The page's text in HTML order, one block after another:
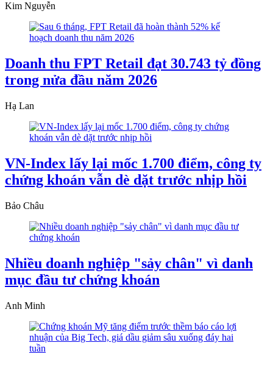
Kim Nguyễn
Doanh thu FPT Retail đạt 30.743 tỷ đồng
trong nửa đầu năm 2026
Hạ Lan
VN-Index lấy lại mốc 1.700 điểm, công ty
chứng khoán vẫn dè dặt trước nhịp hồi
Bảo Châu
Nhiều doanh nghiệp "sảy chân" vì danh
mục đầu tư chứng khoán
Anh Minh